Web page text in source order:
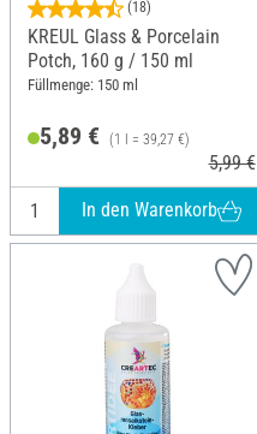
(18)
KREUL Glass & Porcelain
Potch, 160 g / 150 ml
Füllmenge: 150 ml
5,89 € (1 l = 39,27 €)
5,99 €
In den Warenkorb